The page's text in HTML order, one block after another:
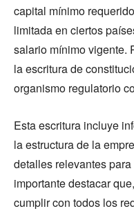
capital mínimo
limitada en ciertos
salario mínimo vigente.
la escritura de
organismo regulatorio
Esta escritura incluye
la estructura de la
detalles relevantes
importante destacar
cumplir con todos los